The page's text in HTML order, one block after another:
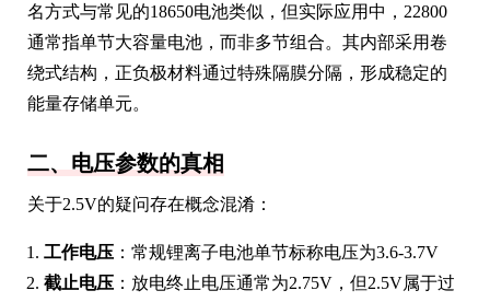
名方式与常见的18650电池类似，但实际应用中，22800
通常指单节大容量电池，而非多节组合。其内部采用卷
绕式结构，正负极材料通过特殊隔膜分隔，形成稳定的
能量存储单元。
二、电压参数的真相
关于2.5V的疑问存在概念混淆：
工作电压 ：常规锂离子电池单节标称电压为3.6-3.7V
截止电压 ：放电终止电压通常为2.75V，但2.5V属于过